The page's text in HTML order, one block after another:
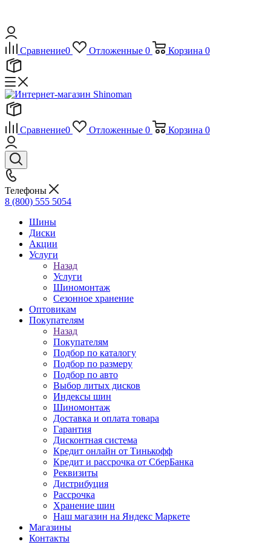
Сравнение0 Отложенные 0 Корзина 0
Сравнение0 Отложенные 0 Корзина 0
Телефоны
8 (800) 555 5054
Шины
Диски
Акции
Услуги
Назад
Услуги
Шиномонтаж
Сезонное хранение
Оптовикам
Покупателям
Назад
Покупателям
Подбор по каталогу
Подбор по размеру
Подбор по авто
Выбор литых дисков
Индексы шин
Шиномонтаж
Доставка и оплата товара
Гарантия
Дисконтная система
Кредит онлайн от Тинькофф
Кредит и рассрочка от СберБанка
Реквизиты
Дистрибуция
Рассрочка
Хранение шин
Наш магазин на Яндекс Маркете
Магазины
Контакты